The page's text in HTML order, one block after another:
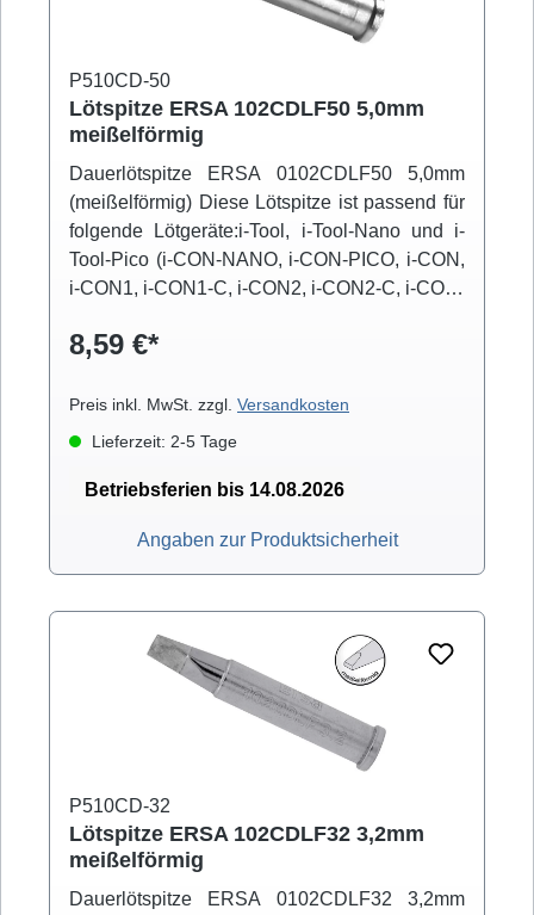
P510CD-50
Lötspitze ERSA 102CDLF50 5,0mm
meißelförmig
Dauerlötspitze ERSA 0102CDLF50 5,0mm
(meißelförmig) Diese Lötspitze ist passend für
folgende Lötgeräte:i-Tool, i-Tool-Nano und i-
Tool-Pico (i-CON-NANO, i-CON-PICO, i-CON,
i-CON1, i-CON1-C, i-CON2, i-CON2-C, i-CON-
8,59 €*
Preis inkl. MwSt. zzgl. Versandkosten
Lieferzeit: 2-5 Tage
Betriebsferien bis 14.08.2026
Angaben zur Produktsicherheit
P510CD-32
Lötspitze ERSA 102CDLF32 3,2mm
meißelförmig
Dauerlötspitze ERSA 0102CDLF32 3,2mm